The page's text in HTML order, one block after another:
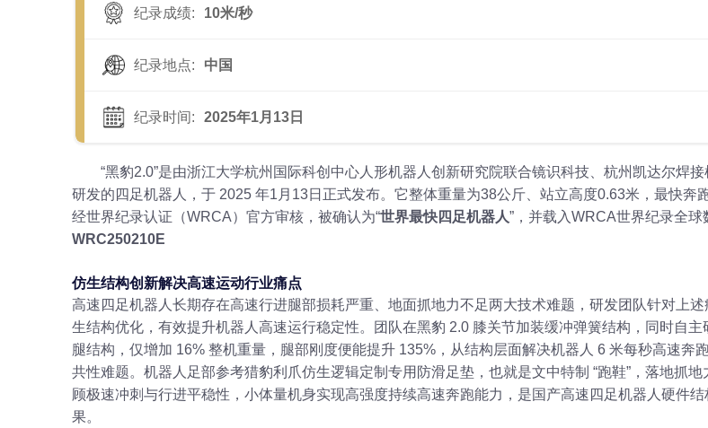
纪录成绩: 10米/秒
纪录地点: 中国
纪录时间: 2025年1月13日
“黑豹2.0”是由浙江大学杭州国际科创中心人形机器人创新研究院联合镜识科技、杭州凯达尔焊
研发的四足机器人，于 2025 年1月13日正式发布。它整体重量为38公斤、站立高度0.63米，最快奔
经世界纪录认证（WRCA）官方审核，被确认为“世界最快四足机器人”，并载入WRCA世界纪录全球
WRC250210E
仿生结构创新解决高速运动行业痛点
高速四足机器人长期存在高速行进腿部损耗严重、地面抓地力不足两大技术难题，研发团队针对上
生结构优化，有效提升机器人高速运行稳定性。团队在黑豹 2.0 膝关节加装缓冲弹簧结构，同时自主
腿结构，仅增加 16% 整机重量，腿部刚度便能提升 135%，从结构层面解决机器人 6 米每秒高速奔
共性难题。机器人足部参考猎豹利爪仿生逻辑定制专用防滑足垫，也就是文中特制 “跑鞋”，落地抓
顾极速冲刺与行进平稳性，小体量机身实现高强度持续高速奔跑能力，是国产高速四足机器人硬件
果。